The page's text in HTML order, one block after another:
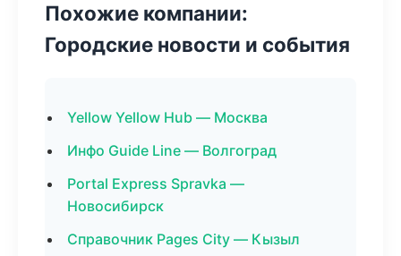
Похожие компании:
Городские новости и события
Yellow Yellow Hub — Москва
Инфо Guide Line — Волгоград
Portal Express Spravka —
Новосибирск
Справочник Pages City — Кызыл